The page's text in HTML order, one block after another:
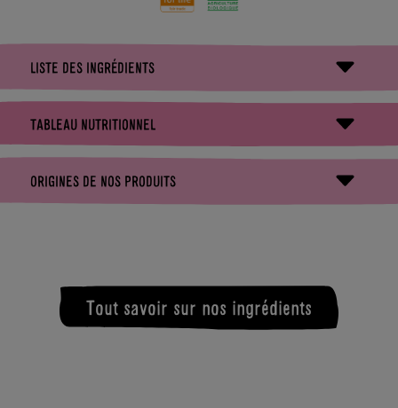
LISTE DES INGRÉDIENTS
Lait demi-écrémé bio pasteurisé équitable
75,1%
Pêche bio
7,2%
Sucre de canne bio
Arôme naturel de pêche bio
TABLEAU NUTRITIONNEL
Pour 100g Portion de 115g
13,2G (5% AR*)
4G (8% AR*)
ORIGINES DE NOS PRODUITS
Sucre de canne bioTout savoir sur nos ingrédients